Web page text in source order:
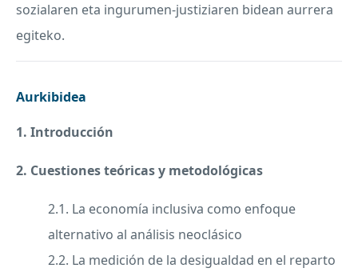
sozialaren eta ingurumen-justiziaren bidean aurrera
egiteko.
Aurkibidea
1. Introducción
2. Cuestiones teóricas y metodológicas
2.1. La economía inclusiva como enfoque
alternativo al análisis neoclásico
2.2. La medición de la desigualdad en el reparto